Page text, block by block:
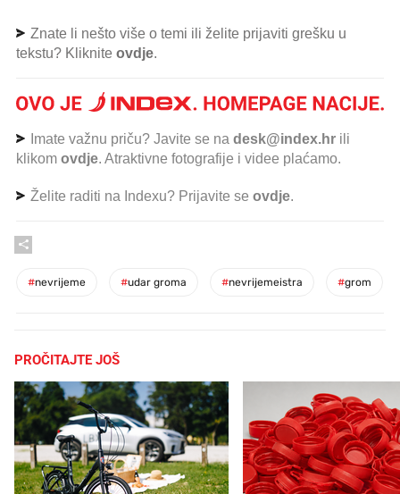
Znate li nešto više o temi ili želite prijaviti grešku u
tekstu? Kliknite ovdje.
Imate važnu priču? Javite se na desk@index.hr ili
klikom ovdje. Atraktivne fotografije i videe plaćamo.
Želite raditi na Indexu? Prijavite se ovdje.
#nevrijeme #udar groma #nevrijemeistra #grom
PROČITAJTE JOŠ